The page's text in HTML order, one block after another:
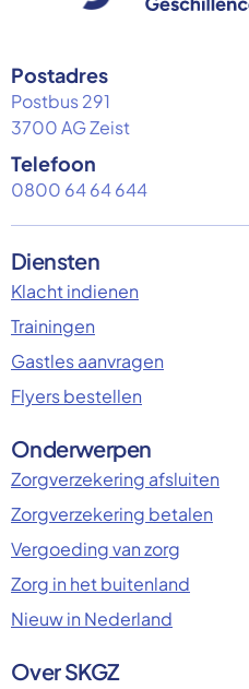
Postadres
Postbus 291
3700 AG Zeist
Telefoon
0800 64 64 644
Diensten
Klacht indienen
Trainingen
Gastles aanvragen
Flyers bestellen
Onderwerpen
Zorgverzekering afsluiten
Zorgverzekering betalen
Vergoeding van zorg
Zorg in het buitenland
Nieuw in Nederland
Over SKGZ